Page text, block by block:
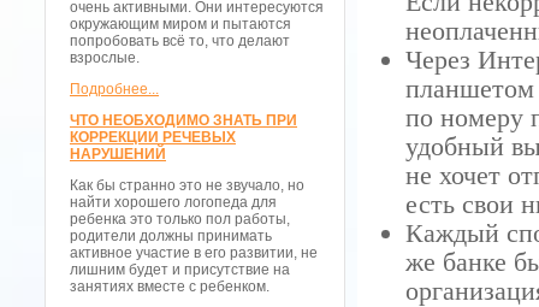
очень активными. Они интересуются
окружающим миром и пытаются
попробовать всё то, что делают
взрослые.
Подробнее...
ЧТО НЕОБХОДИМО ЗНАТЬ ПРИ
КОРРЕКЦИИ РЕЧЕВЫХ
НАРУШЕНИЙ
Как бы странно это не звучало, но
найти хорошего логопеда для
ребенка это только пол работы,
родители должны принимать
активное участие в его развитии, не
лишним будет и присутствие на
занятиях вместе с ребенком.
Через
планшетом
по номеру
удобный
не хочет
есть свои
Каждый
же банке